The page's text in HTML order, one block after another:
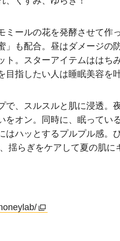
ミールの花を発酵させて作
」も配合。昼はダメージの
ト。スターアイテムははち
指したい人は睡眠美容を
で、スルスルと肌に浸透。
をオン。同時に、眠ってい
はハッとするプルプル感。
揺らぎをケアして夏の肌